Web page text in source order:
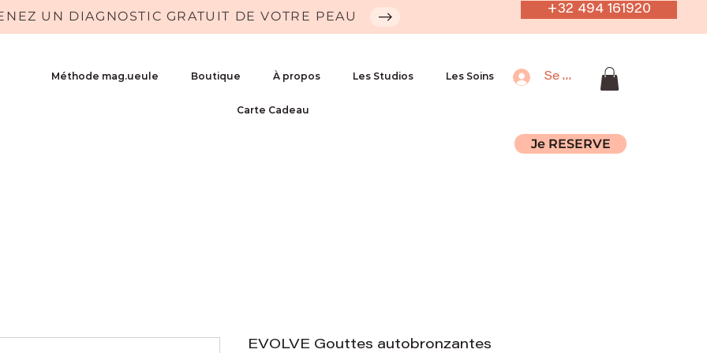
UN DIAGNOSTIC GRATUIT DE VOTRE PEAU +32 494 161920
Méthode mag.ueule Boutique À propos Les Studios Les Soins
Carte Cadeau
Se connecter
Je RESERVE
EVOLVE Gouttes autobronzantes